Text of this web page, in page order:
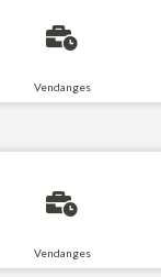
Vendanges
Vendanges